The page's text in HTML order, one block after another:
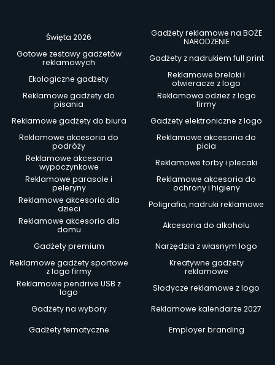
Święta 2026
Gadżety reklamowe na BOŻE
NARODZENIE
Gotowe zestawy gadżetów
reklamowych
Gadżety z nadrukiem full print
Ekologiczne gadżety
Reklamowe breloki i
otwieracze z logo
Reklamowe gadżety do
pisania
Reklamowa odzież z logo
firmy
Reklamowe gadżety do biura
Gadżety elektroniczne z logo
Reklamowe akcesoria do
podróży
Reklamowe akcesoria do
picia
Reklamowe akcesoria
wypoczynkowe
Reklamowe torby i plecaki
Reklamowe parasole i
peleryny
Reklamowe akcesoria do
ochrony i higieny
Reklamowe akcesoria dla
dzieci
Poligrafia, nadruki reklamowe
Reklamowe akcesoria dla
domu
Akcesoria do alkoholu
Gadżety premium
Narzędzia z własnym logo
Reklamowe gadżety sportowe
z logo firmy
Kreatywne gadżety
reklamowe
Reklamowe pendrive USB z
logo
Słodycze reklamowe z logo
Gadżety na wybory
Reklamowe kalendarze 2027
Gadżety tematyczne
Employer branding